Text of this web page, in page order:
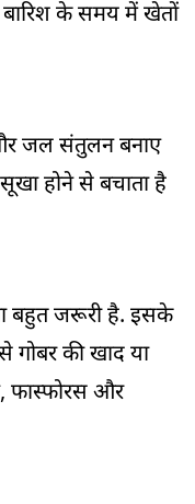
के समय में खेतों
और जल संतुलन बनाए
होने से बचाता है
बहुत जरूरी है. इसके
की खाद या
फास्फोरस और